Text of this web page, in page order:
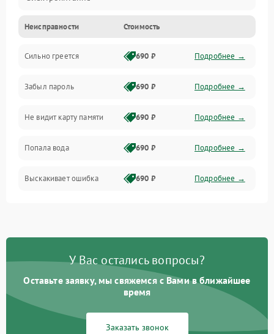
Экран и изображение
Дисплей
Экран (дисплей)
Связь
Разговор (микрофон, динамик)
Перегрев и нестабильная работа
Программные сбои
Неисправности Стоимость
Сильно греется 690 ₽ Подробнее →
Забыл пароль 690 ₽ Подробнее →
Не видит карту памяти 690 ₽ Подробнее →
Попала вода 690 ₽ Подробнее →
Выскакивает ошибка 690 ₽ Подробнее →
У Вас остались вопросы?
Оставьте заявку, мы свяжемся с Вами в ближайшее
время
Заказать звонок